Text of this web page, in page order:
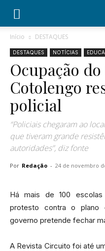
Início DESTAQUES
DESTAQUES NOTÍCIAS
Ocupação
Cotolengo
policial
“Policiais chegaram ao
que tiveram grande
autoridades”, diz fonte
Por Redação - 24 de novembro
Há mais de 100
protesto contra o plano
governo pretende fechar
A Revista Circuito foi até